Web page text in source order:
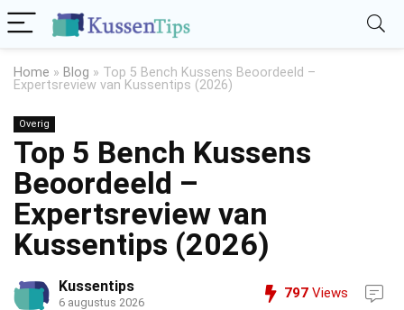
Home » Blog » Top 5 Bench Kussens Beoordeeld –
Expertsreview van Kussentips (2026)
Overig
Top 5 Bench Kussens
Beoordeeld –
Expertsreview van
Kussentips (2026)
Kussentips
6 augustus 2026
797 Views